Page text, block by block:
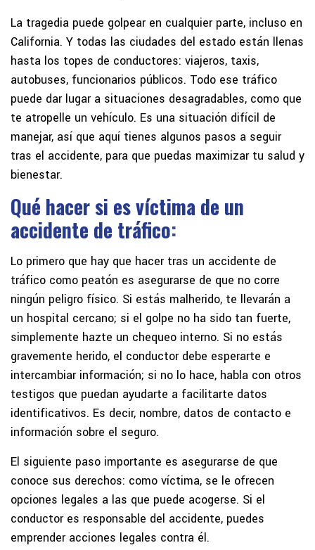
La tragedia puede golpear en cualquier parte, incluso en
California. Y todas las ciudades del estado están llenas
hasta los topes de conductores: viajeros, taxis,
autobuses, funcionarios públicos. Todo ese tráfico
puede dar lugar a situaciones desagradables, como que
te atropelle un vehículo. Es una situación difícil de
manejar, así que aquí tienes algunos pasos a seguir
tras el accidente, para que puedas maximizar tu salud y
bienestar.
Qué hacer si es víctima de un
accidente de tráfico:
Lo primero que hay que hacer tras un accidente de
tráfico como peatón es asegurarse de que no corre
ningún peligro físico. Si estás malherido, te llevarán a
un hospital cercano; si el golpe no ha sido tan fuerte,
simplemente hazte un chequeo interno. Si no estás
gravemente herido, el conductor debe esperarte e
intercambiar información; si no lo hace, habla con otros
testigos que puedan ayudarte a facilitarte datos
identificativos. Es decir, nombre, datos de contacto e
información sobre el seguro.
El siguiente paso importante es asegurarse de que
conoce sus derechos: como víctima, se le ofrecen
opciones legales a las que puede acogerse. Si el
conductor es responsable del accidente, puedes
emprender acciones legales contra él.